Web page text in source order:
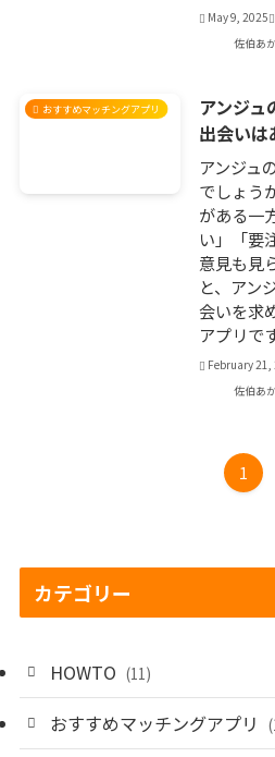
May 9, 2025
佐伯あ
おすすめマッチングアプリ
アンジュ
出会いは
アンジュ
でしょう
がある一
い」「要
意見も見
と、アン
会いを求
アプリで
February 21,
佐伯あ
1
カテゴリー
HOWTO (11)
おすすめマッチングアプリ